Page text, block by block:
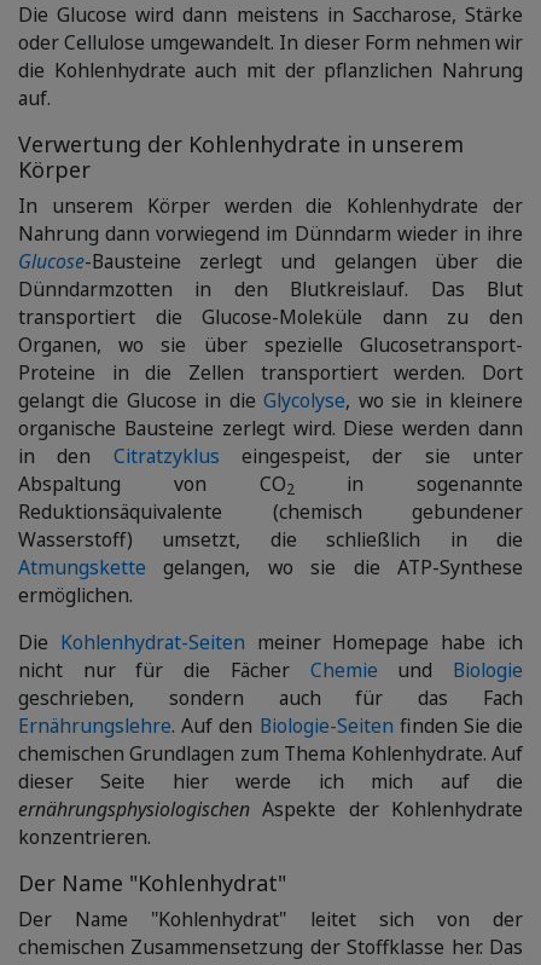
Die Glucose wird dann meistens in Saccharose, Stärke
oder Cellulose umgewandelt. In dieser Form nehmen wir
die Kohlenhydrate auch mit der pflanzlichen Nahrung
auf.
Verwertung der Kohlenhydrate in unserem
Körper
In unserem Körper werden die Kohlenhydrate der
Nahrung dann vorwiegend im Dünndarm wieder in ihre
Glucose-Bausteine zerlegt und gelangen über die
Dünndarmzotten in den Blutkreislauf. Das Blut
transportiert die Glucose-Moleküle dann zu den
Organen, wo sie über spezielle Glucosetransport-
Proteine in die Zellen transportiert werden. Dort
gelangt die Glucose in dieGlycolyse, wo sie in kleinere
organische Bausteine zerlegt wird. Diese werden dann
in den Citratzyklus eingespeist, der sie unter
Abspaltung von CO2
in sogenannte
Reduktionsäquivalente (chemisch gebundener
Wasserstoff) umsetzt, die schließlich in die
Atmungskette gelangen, wo sie die ATP-Synthese
ermöglichen.
Die Kohlenhydrat-Seiten meiner Homepage habe ich
nicht nur für die Fächer Chemie und Biologie
geschrieben, sondern auch für das Fach
Ernährungslehre. Auf den Biologie-Seiten finden Sie die
chemischen Grundlagen zum Thema Kohlenhydrate. Auf
dieser Seite hier werde ich mich auf die
ernährungsphysiologischen Aspekte der Kohlenhydrate
konzentrieren.
Der Name "Kohlenhydrat"
Der Name "Kohlenhydrat" leitet sich von der
chemischen Zusammensetzung der Stoffklasse her. Das